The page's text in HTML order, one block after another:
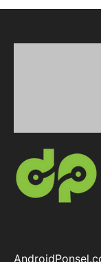
yang secara
Android